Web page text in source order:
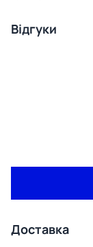
Відгуки
Доставка